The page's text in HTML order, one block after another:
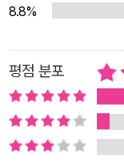
또 노력하면서 우리
에 있다는 것을 깨닫게 됩니다. 그랜트 우드에
젖소가 있었을까요?
젖을 짜는 동안 아주
말에서 이 이야기가
젖 짜기, 설거지하기
동안 종종 기막힌 아이디어를
8.8%
평점 분포